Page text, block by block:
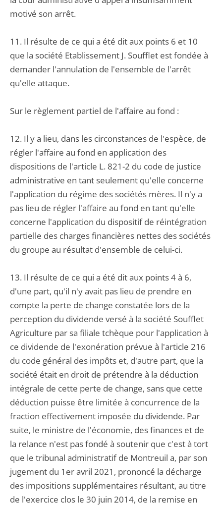
motivé son arrêt.
11. Il résulte de ce qui a été dit aux points 6 et 10
que la société Etablissement J. Soufflet est fondée à
demander l'annulation de l'ensemble de l'arrêt
qu'elle attaque.
Sur le règlement partiel de l'affaire au fond :
12. Il y a lieu, dans les circonstances de l'espèce, de
régler l'affaire au fond en application des
dispositions de l'article L. 821-2 du code de justice
administrative en tant seulement qu'elle concerne
l'application du régime des sociétés mères. Il n'y a
pas lieu de régler l'affaire au fond en tant qu'elle
concerne l'application du dispositif de réintégration
partielle des charges financières nettes des sociétés
du groupe au résultat d'ensemble de celui-ci.
13. Il résulte de ce qui a été dit aux points 4 à 6,
d'une part, qu'il n'y avait pas lieu de prendre en
compte la perte de change constatée lors de la
perception du dividende versé à la société Soufflet
Agriculture par sa filiale tchèque pour l'application à
ce dividende de l'exonération prévue à l'article 216
du code général des impôts et, d'autre part, que la
société était en droit de prétendre à la déduction
intégrale de cette perte de change, sans que cette
déduction puisse être limitée à concurrence de la
fraction effectivement imposée du dividende. Par
suite, le ministre de l'économie, des finances et de
la relance n'est pas fondé à soutenir que c'est à tort
que le tribunal administratif de Montreuil a, par son
jugement du 1er avril 2021, prononcé la décharge
des impositions supplémentaires résultant, au titre
de l'exercice clos le 30 juin 2014, de la remise en